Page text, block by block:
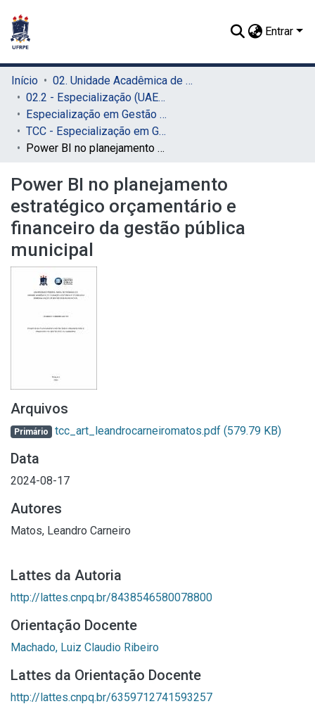
Entrar
Início
02. Unidade Acadêmica de Educação a Distância e Tecnologia (UAEADTec)
02.2 - Especialização (UAEADTec)
Especialização em Gestão Pública Municipal (UAEADTec)
TCC - Especialização em Gestão Pública Municipal (UAEADTec)
Power BI no planejamento estratégico orçamentário e financeiro da gestão pública municipal
Power BI no planejamento
estratégico orçamentário e
financeiro da gestão pública
municipal
Arquivos
Primário tcc_art_leandrocarneiromatos.pdf (579.79 KB)
Data
2024-08-17
Autores
Matos, Leandro Carneiro
Lattes da Autoria
http://lattes.cnpq.br/8438546580078800
Orientação Docente
Machado, Luiz Claudio Ribeiro
Lattes da Orientação Docente
http://lattes.cnpq.br/6359712741593257